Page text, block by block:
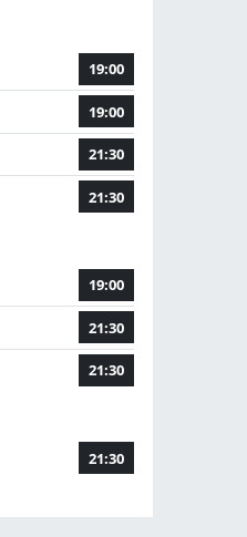
19:00
19:00
21:30
21:30
19:00
21:30
21:30
21:30